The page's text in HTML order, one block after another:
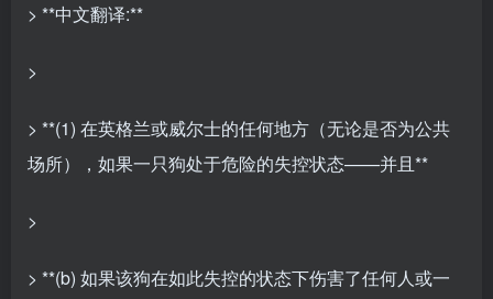
> **中文翻译:**
>
> **(1) 在英格兰或威尔士的任何地方（无论是否为公共
场所），如果一只狗处于危险的失控状态——并且**
>
> **(b) 如果该狗在如此失控的状态下伤害了任何人或一